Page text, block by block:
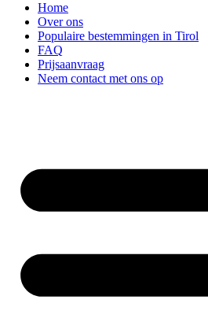
Home
Over ons
Populaire bestemmingen in Tirol
FAQ
Prijsaanvraag
Neem contact met ons op